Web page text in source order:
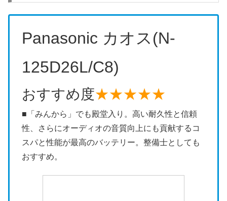
Panasonic カオス(N-
125D26L/C8)
おすすめ度★★★★★
■「みんから」でも殿堂入り。高い耐久性と信頼
性、さらにオーディオの音質向上にも貢献するコ
スパと性能が最高のバッテリー。整備士としても
おすすめ。